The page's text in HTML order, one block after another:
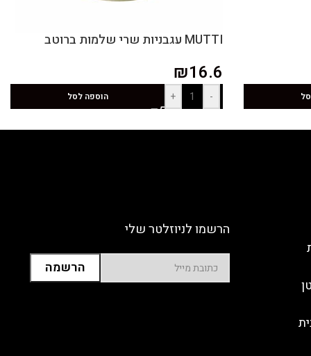
MUTTI עגבניות שרי שלמות ברוטב
₪16.6
-
+ הוספה לסל
הרשמו לניוזלטר שלי